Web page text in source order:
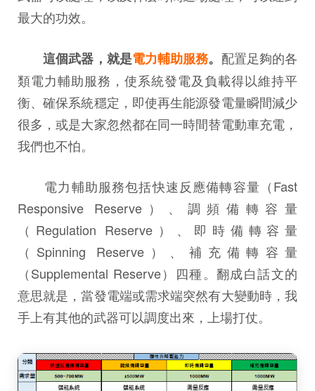
最大的功效。
這個武器，就是電力輔助服務。 配置足夠的各
類電力輔助服務，使系統發電及負載得以維持平
衡、確保系統穩定，即使再生能源發電量瞬間減少
很多，或是大家忽然都在同一時間替電動車充電，
我們也不怕。
電力輔助服務包括快速反應備轉容量（Fast
Responsive Reserve）、調頻備轉容量
（Regulation Reserve）、即時備轉容量
（Spinning Reserve）、補充備轉容量
（Supplemental Reserve）四種。翻成白話文的
意思就是，當發電端或需求端突然有大變動時，我
手上有其他的武器可以調度出來，上場打仗。